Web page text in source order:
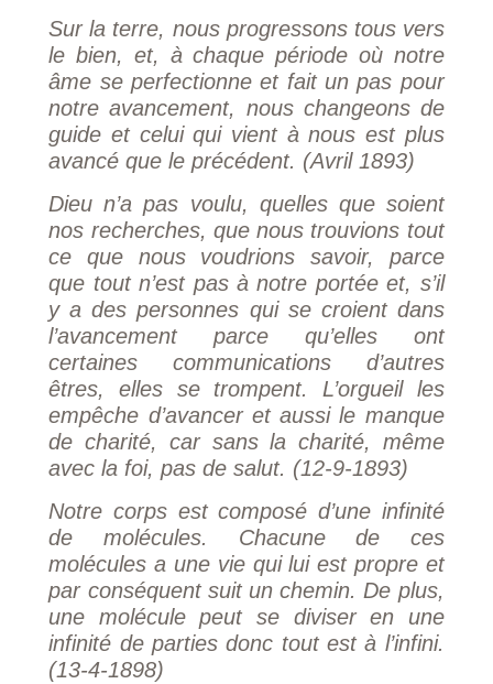
Sur la terre, nous progressons tous vers
le bien, et, à chaque période où notre
âme se perfectionne et fait un pas pour
notre avancement, nous changeons de
guide et celui qui vient à nous est plus
avancé que le précédent. (Avril 1893)
Dieu n’a pas voulu, quelles que soient
nos recherches, que nous trouvions tout
ce que nous voudrions savoir, parce
que tout n’est pas à notre portée et, s’il
y a des personnes qui se croient dans
l’avancement parce qu’elles ont
certaines communications d’autres
êtres, elles se trompent. L’orgueil les
empêche d’avancer et aussi le manque
de charité, car sans la charité, même
avec la foi, pas de salut. (12-9-1893)
Notre corps est composé d’une infinité
de molécules. Chacune de ces
molécules a une vie qui lui est propre et
par conséquent suit un chemin. De plus,
une molécule peut se diviser en une
infinité de parties donc tout est à l’infini.
(13-4-1898)